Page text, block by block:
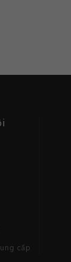
cấp